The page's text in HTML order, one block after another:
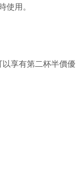
使用。
享有第二杯半價優